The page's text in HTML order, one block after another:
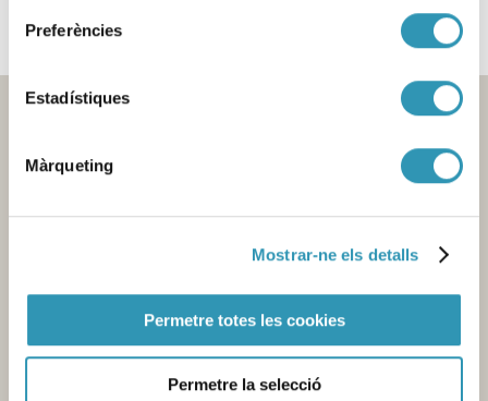
Preferències
Estadístiques
Màrqueting
Mostrar-ne els detalls
Permetre totes les cookies
Permetre la selecció
Contacte
Seu central de l'Agència
Pl. Lesseps, 1 - 08023 Barcelona -T. 932 384 545
Laboratori